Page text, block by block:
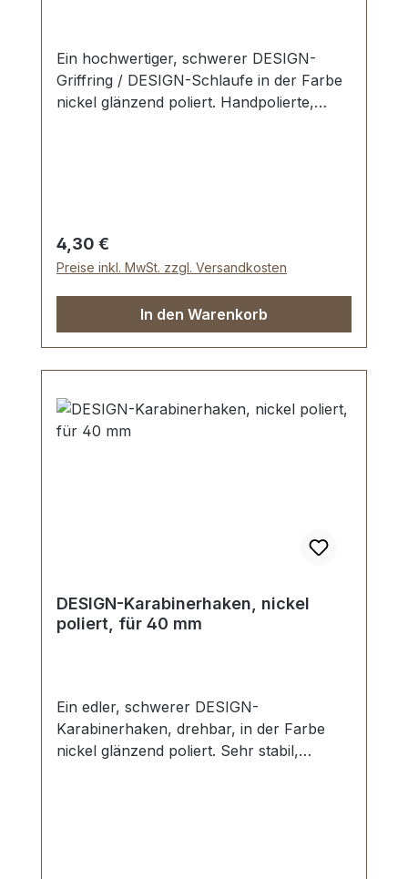
Ein hochwertiger, schwerer DESIGN-
Griffring / DESIGN-Schlaufe in der Farbe
nickel glänzend poliert. Handpolierte,
Regulärer Preis:
4,30 €
Preise inkl. MwSt. zzgl. Versandkosten
In den Warenkorb
DESIGN-Karabinerhaken, nickel
poliert, für 40 mm
Ein edler, schwerer DESIGN-
Karabinerhaken, drehbar, in der Farbe
nickel glänzend poliert. Sehr stabil,